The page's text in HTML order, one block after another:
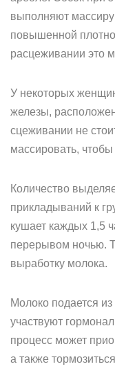
выполняют
повышенной
расцеживании это
У некоторых
железы,
сцеживании не
массировать, чтобы
Количество
прикладываний к
кушает каждых 1,5
перерывом ночью.
выработку молока.
Молоко подается
участвуют
процесс может
а также